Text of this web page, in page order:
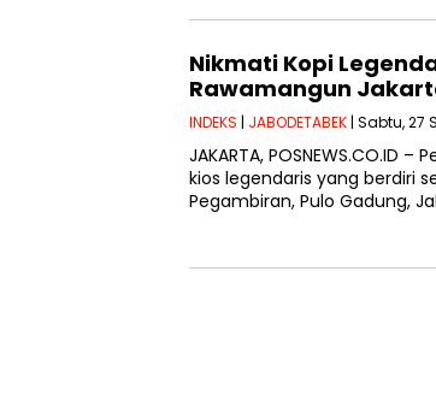
Nikmati Kopi
Rawamangun
INDEKS | JABODETABEK | Sabtu, 27
JAKARTA, POSNEWS.CO.ID
kios legendaris yang berdiri
Pegambiran, Pulo Gadung,